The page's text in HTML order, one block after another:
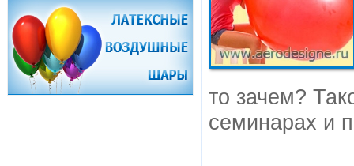
то зачем?
семинарах и